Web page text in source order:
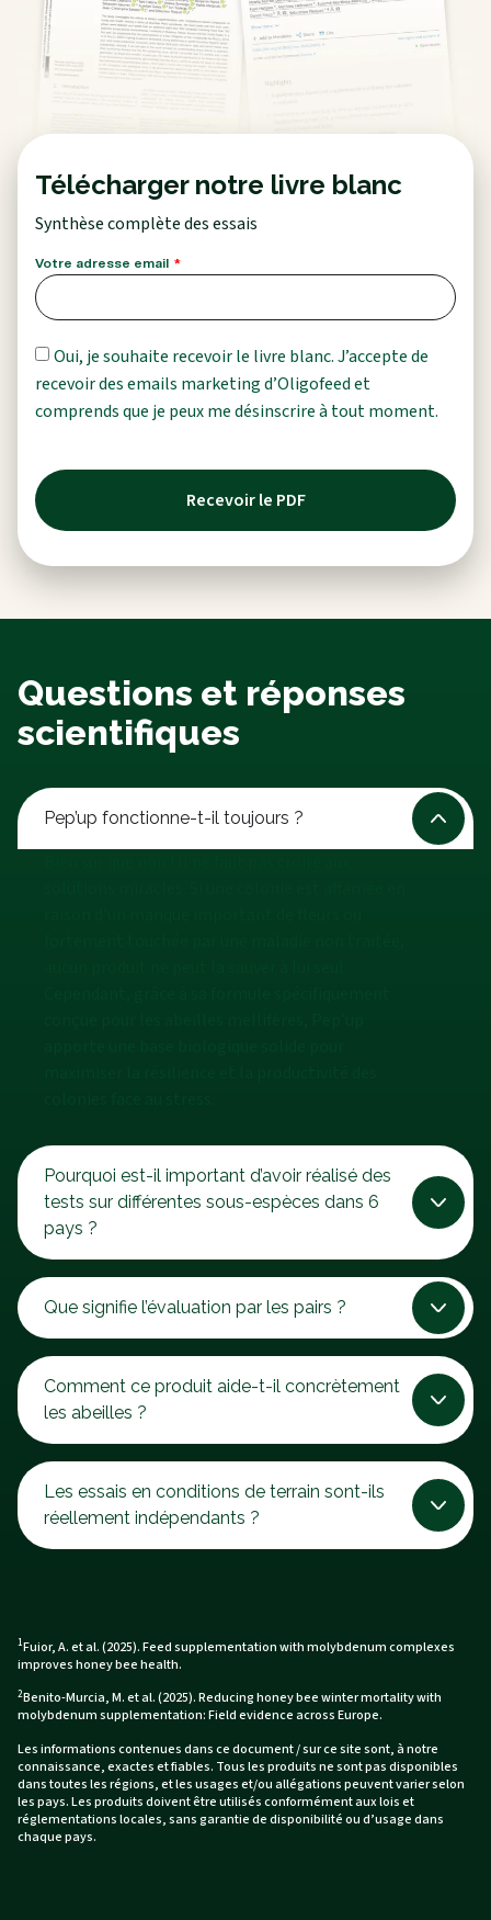
Télécharger notre livre blanc
Synthèse complète des essais
Votre adresse email
Oui, je souhaite recevoir le livre blanc. J’accepte de
recevoir des emails marketing d’Oligofeed et
comprends que je peux me désinscrire à tout moment.
Recevoir le PDF
Questions et réponses
scientifiques
Pep’up fonctionne-t-il toujours ?
Pourquoi est-il important d’avoir réalisé des
tests sur différentes sous-espèces dans 6
pays ?
Que signifie l’évaluation par les pairs ?
Comment ce produit aide-t-il concrètement
les abeilles ?
Les essais en conditions de terrain sont-ils
réellement indépendants ?
1Fuior, A. et al. (2025). Feed supplementation with molybdenum complexes
improves honey bee health.
2Benito-Murcia, M. et al. (2025). Reducing honey bee winter mortality with
molybdenum supplementation: Field evidence across Europe.
Les informations contenues dans ce document / sur ce site sont, à notre
connaissance, exactes et fiables. Tous les produits ne sont pas disponibles
dans toutes les régions, et les usages et/ou allégations peuvent varier selon
les pays. Les produits doivent être utilisés conformément aux lois et
réglementations locales, sans garantie de disponibilité ou d’usage dans
chaque pays.